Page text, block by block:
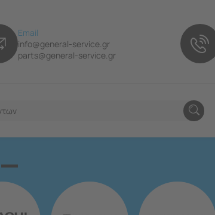
Email
info@general-service.gr
parts@general-service.gr